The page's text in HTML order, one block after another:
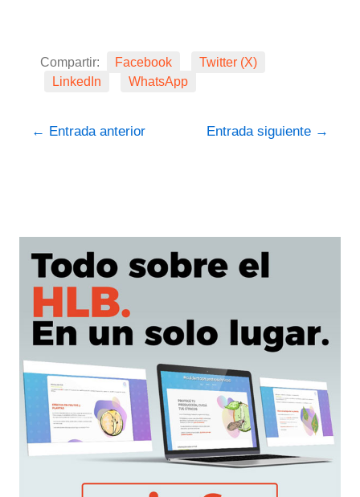
Compartir: Facebook
Twitter (X)
LinkedIn
WhatsApp
← Entrada anterior Entrada siguiente →